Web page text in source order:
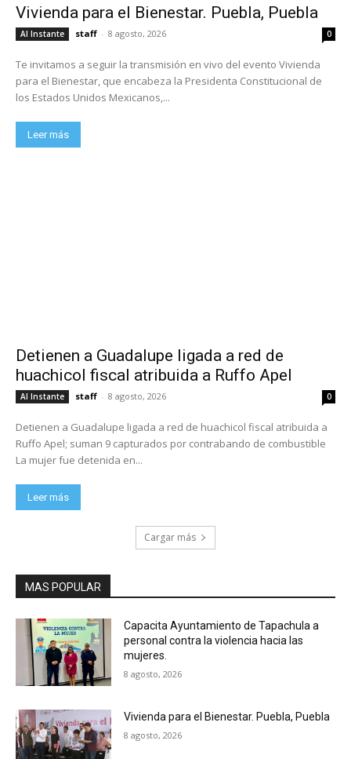
Vivienda para el Bienestar. Puebla, Puebla
Al Instante staff - 8 agosto, 2026 0
Te invitamos a seguir la transmisión en vivo del evento Vivienda
para el Bienestar, que encabeza la Presidenta Constitucional de
los Estados Unidos Mexicanos,...
Leer más
Detienen a Guadalupe ligada a red de
huachicol fiscal atribuida a Ruffo Apel
Al Instante staff - 8 agosto, 2026 0
Detienen a Guadalupe ligada a red de huachicol fiscal atribuida a
Ruffo Apel; suman 9 capturados por contrabando de combustible
La mujer fue detenida en...
Leer más
Cargar más
MAS POPULAR
Capacita Ayuntamiento de Tapachula a
personal contra la violencia hacia las
mujeres.
8 agosto, 2026
Vivienda para el Bienestar. Puebla, Puebla
8 agosto, 2026